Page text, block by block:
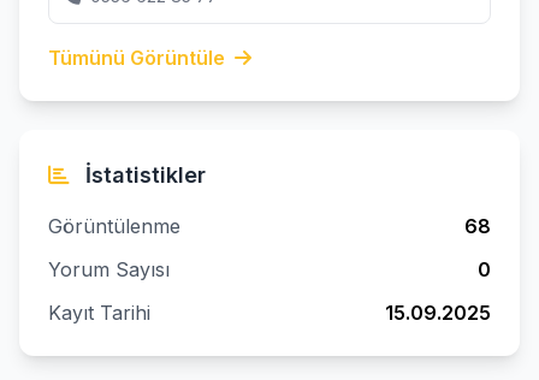
Tümünü Görüntüle
İstatistikler
Görüntülenme
68
Yorum Sayısı
0
Kayıt Tarihi
15.09.2025